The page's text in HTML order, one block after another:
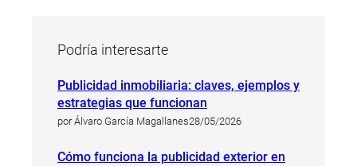
Podría interesarte
Publicidad inmobiliaria: claves, ejemplos y
estrategias que funcionan
por Álvaro García Magallanes28/05/2026
Cómo funciona la publicidad exterior en